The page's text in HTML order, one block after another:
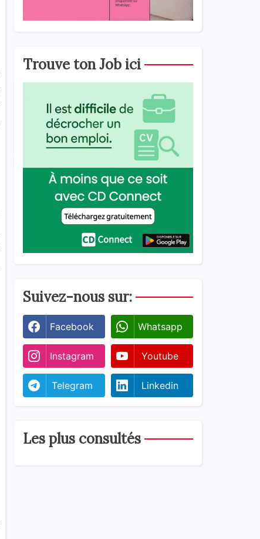
Trouve ton Job ici
Suivez-nous sur:
Facebook Whatsapp
Instagram Youtube
Telegram Linkedin
Les plus consultés